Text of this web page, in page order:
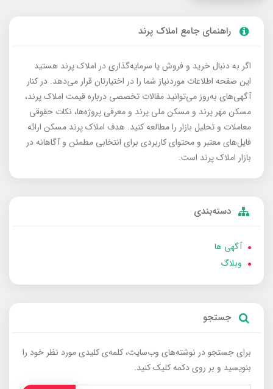
راهنمای جامع املاک پرند
اگر به دنبال خرید و فروش یا سرمایه‌گذاری در املاک پرند هستید
این صفحه اطلاعات موردنیاز شما را در اختیارتان قرار می‌دهد. در کنار
آگهی‌های به‌روز می‌توانید مقالات تخصصی درباره قیمت املاک پرند،
مسکن مهر پرند و مسکن ملی پرند و معرفی پروژه‌ها، نکات حقوقی
معاملات و تحلیل بازار را مطالعه کنید. هدف املاک پرند مسکن ارائه
فایل‌های معتبر و محتوای کاربردی برای انتخابی مطمئن و آگاهانه در
بازار املاک پرند است.
دسته‌بندی
آگهی ها
وبلاگ
جستجو
برای جستجو در نوشته‌های وب‌سایت، کلمه‌ی کلیدی مورد نظر خود را
بنویسید و بر روی دکمه کلیک کنید.